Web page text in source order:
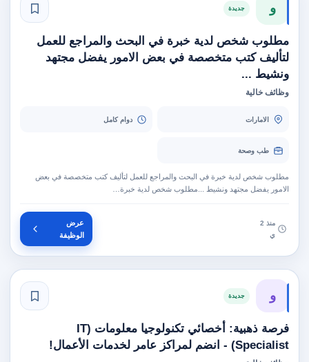
و جديدة
مطلوب شخص لدية خبرة في البحث والمراجع للعمل
لتأليف كتب متخصصة في بعض الامور يفضل مجتهد
ونشيط ...
وظائف خالية
الامارات دوام كامل
طب وصحة
مطلوب شخص لدية خبرة في البحث والمراجع للعمل لتأليف كتب متخصصة في بعض
الامور يفضل مجتهد ونشيط ...مطلوب شخص لدية خبرة…
منذ 2
ي
عرض
الوظيفة
و جديدة
فرصة ذهبية: أخصائي تكنولوجيا معلومات (IT
Specialist) - انضم لمراكز عامر لخدمات الأعمال!